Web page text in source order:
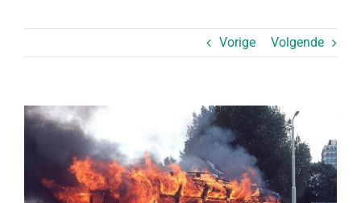
Vorige Volgende
Bekijk
grotere
afbeelding